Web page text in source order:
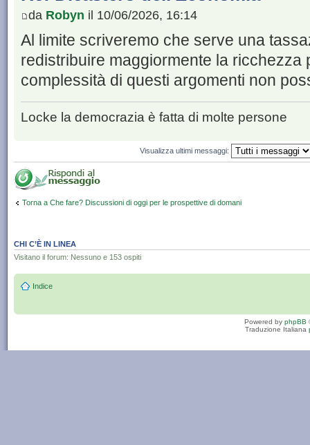
da Robyn il 10/06/2026, 16:14
Al limite scriveremo che serve una
redistribuire maggiormente la ricchezza
complessità di questi argomenti non
Locke la democrazia è fatta di molte persone
Visualizza ultimi messaggi:
Torna a Che fare? Discussioni di oggi per le prospettive di domani
CHI C’È IN LINEA
Visitano il forum: Nessuno e 153 ospiti
Indice
Powered by phpBB
Traduzione Italiana